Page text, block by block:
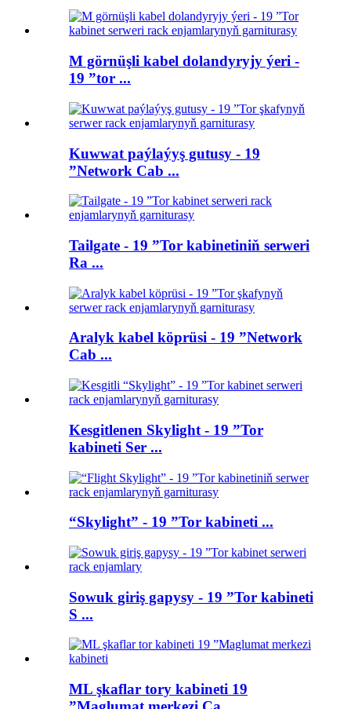
M görnüşli kabel dolandyryjy ýeri -
19 ”tor ...
Kuwwat paýlaýyş gutusy - 19
”Network Cab ...
Tailgate - 19 ”Tor kabinetiniň serweri
Ra ...
Aralyk kabel köprüsi - 19 ”Network
Cab ...
Kesgitlenen Skylight - 19 ”Tor
kabineti Ser ...
“Skylight” - 19 ”Tor kabineti ...
Sowuk giriş gapysy - 19 ”Tor kabineti
S ...
ML şkaflar tory kabineti 19